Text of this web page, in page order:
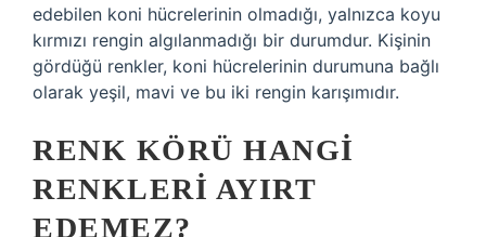
edebilen koni hücrelerinin olmadığı, yalnızca koyu
kırmızı rengin algılanmadığı bir durumdur. Kişinin
gördüğü renkler, koni hücrelerinin durumuna bağlı
olarak yeşil, mavi ve bu iki rengin karışımıdır.
RENK KÖRÜ HANGI
RENKLERI AYIRT
EDEMEZ?